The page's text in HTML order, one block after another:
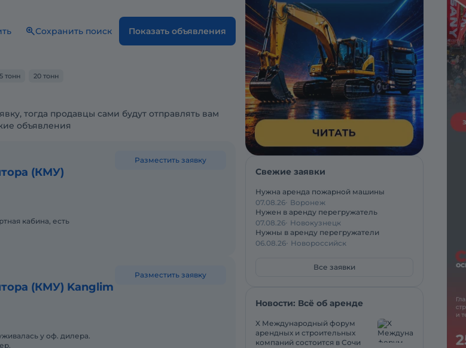
Сохранить поиск Показать объявления
тонн 20 тонн
тогда продавцы сами будут отправлять вам
объявления
(КМУ)
кабина, есть
Разместить заявку
(КМУ) Kanglim
у оф. дилера.
Разместить заявку
Свежие заявки
Нужна аренда пожарной машины
07.08.26 Воронеж
Нужен в аренду перегружатель
07.08.26 Новокузнецк
Нужны в аренду перегружатели
06.08.26 Новороссийск
Все заявки
Новости: Всё об аренде
X Международный форум
арендных и строительных
компаний состоится в Сочи